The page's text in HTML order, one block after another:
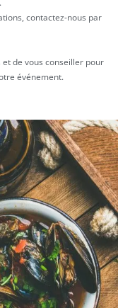
.
contactez-nous par
de vous conseiller pour
événement.